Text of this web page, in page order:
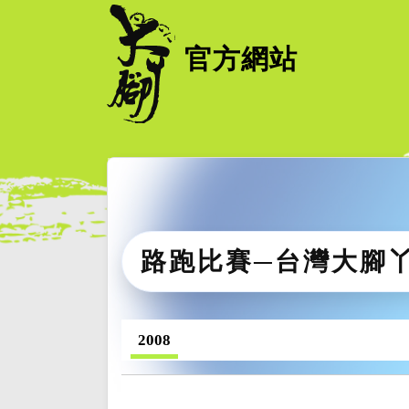
官方網站
路跑比賽─台灣大腳
2008